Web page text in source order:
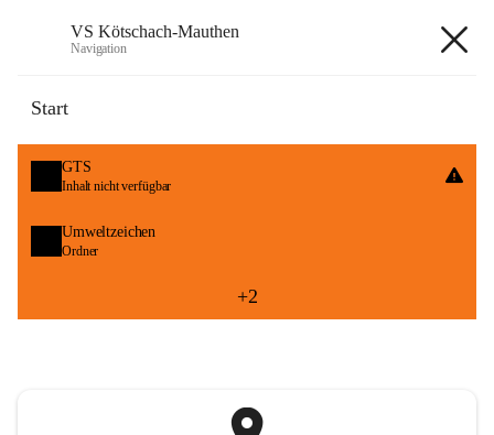
VS Kötschach-Mauthen
Navigation
Start
GTS
Inhalt nicht verfügbar
öffnet
in
Tab
Umweltzeichen
Ordner
öffnet
in
+2